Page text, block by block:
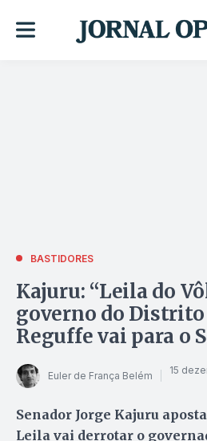
BASTIDORES
Kajuru: “Leila do
governo do Distrito
Reguffe vai para o
Euler de França Belém 15
Senador Jorge Kajuru
Leila vai derrotar o